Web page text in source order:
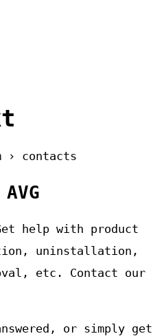
› contacts
help with product
uninstallation,
etc. Contact our
or simply get